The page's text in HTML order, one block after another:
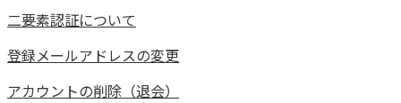
二要素認証について
登録メールアドレスの変更
アカウントの削除（退会）